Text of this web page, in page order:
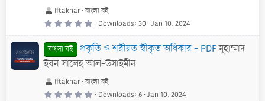
Iftakhar বাংলা বই
0
0
0
s
t
a
r
s
)
Downloads 30 Jan 10, 2024
বাংলা বই প্রকৃতি ও শরীয়ত স্বীকৃত অধিকার - PDFমুহাম্মাদ
ইবন সালেহ আল-উসাইমীন
Iftakhar বাংলা বই
0 Downloads 6 Jan 10, 2024